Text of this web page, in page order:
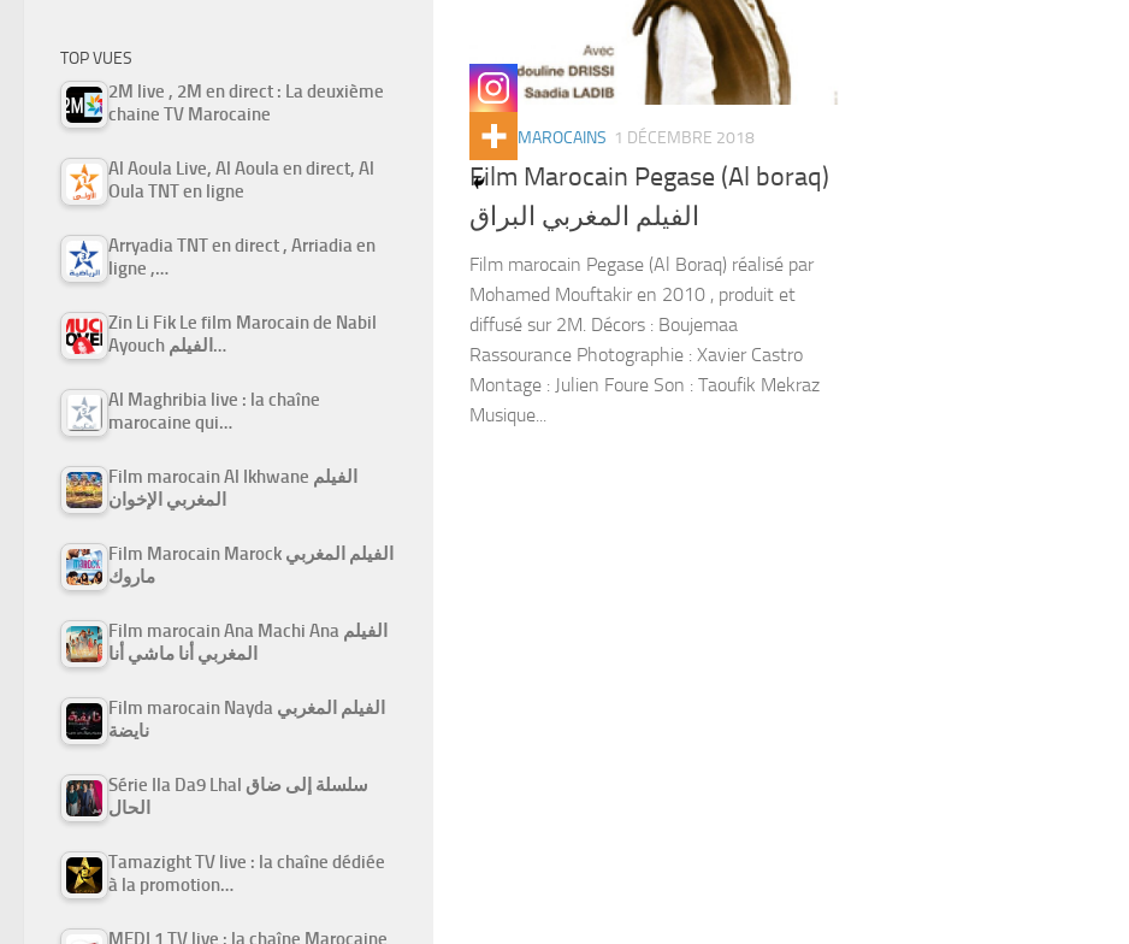
FILMS MAROCAINS 1 DÉCEMBRE 2018
Film Marocain Pegase (Al boraq)
الفيلم المغربي البراق
Film marocain Pegase (Al Boraq) réalisé par
Mohamed Mouftakir en 2010 , produit et
diffusé sur 2M. Décors : Boujemaa
Rassourance Photographie : Xavier Castro
Montage : Julien Foure Son : Taoufik Mekraz
Musique...
TOP VUES
2M live , 2M en direct : La deuxième
chaine TV Marocaine
Al Aoula Live, Al Aoula en direct, Al
Oula TNT en ligne
Arryadia TNT en direct , Arriadia en
ligne ,…
Zin Li Fik Le film Marocain de Nabil
Ayouch الفيلم…
Al Maghribia live : la chaîne
marocaine qui…
Film marocain Al Ikhwane الفيلم
المغربي الإخوان
Film Marocain Marock الفيلم المغربي
ماروك
Film marocain Ana Machi Ana الفيلم
المغربي أنا ماشي أنا
Film marocain Nayda الفيلم المغربي
نايضة
Série Ila Da9 Lhal سلسلة إلى ضاق
الحال
Tamazight TV live : la chaîne dédiée
à la promotion…
MEDI 1 TV live : la chaîne Marocaine